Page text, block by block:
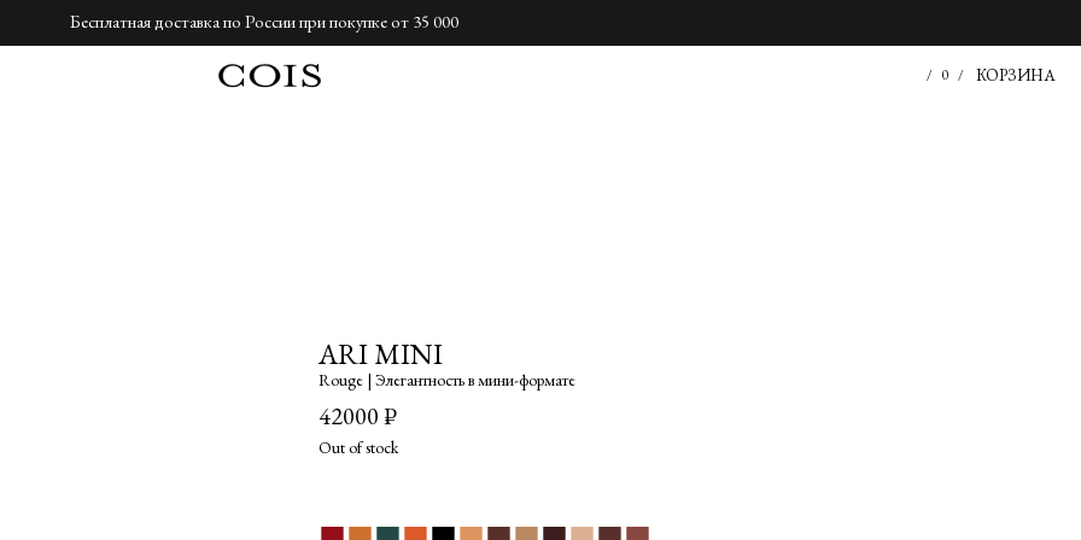
Бесплатная доставка по России при покупке от 35 000
ARI MINI
Rouge | Элегантность в мини-формате
42000₽
Out of stock